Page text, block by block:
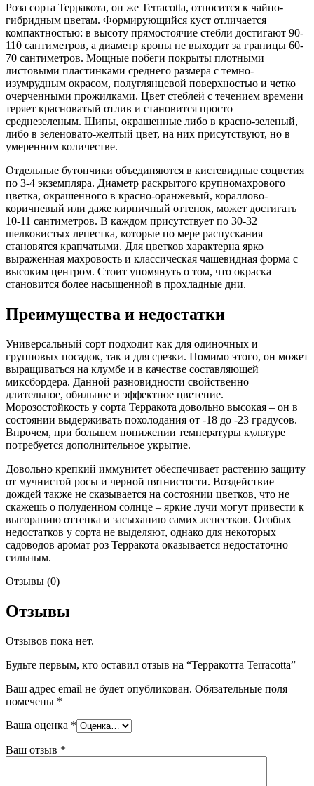
Роза сорта Терракота, он же Terracotta, относится к чайно-
гибридным цветам. Формирующийся куст отличается
компактностью: в высоту прямостоячие стебли достигают 90-
110 сантиметров, а диаметр кроны не выходит за границы 60-
70 сантиметров. Мощные побеги покрыты плотными
листовыми пластинками среднего размера с темно-
изумрудным окрасом, полуглянцевой поверхностью и четко
очерченными прожилками. Цвет стеблей с течением времени
теряет красноватый отлив и становится просто
среднезеленым. Шипы, окрашенные либо в красно-зеленый,
либо в зеленовато-желтый цвет, на них присутствуют, но в
умеренном количестве.
Отдельные бутончики объединяются в кистевидные соцветия
по 3-4 экземпляра. Диаметр раскрытого крупномахрового
цветка, окрашенного в красно-оранжевый, кораллово-
коричневый или даже кирпичный оттенок, может достигать
10-11 сантиметров. В каждом присутствует по 30-32
шелковистых лепестка, которые по мере распускания
становятся крапчатыми. Для цветков характерна ярко
выраженная махровость и классическая чашевидная форма с
высоким центром. Стоит упомянуть о том, что окраска
становится более насыщенной в прохладные дни.
Преимущества и недостатки
Универсальный сорт подходит как для одиночных и
групповых посадок, так и для срезки. Помимо этого, он может
выращиваться на клумбе и в качестве составляющей
миксбордера. Данной разновидности свойственно
длительное, обильное и эффектное цветение.
Морозостойкость у сорта Терракота довольно высокая – он в
состоянии выдерживать похолодания от -18 до -23 градусов.
Впрочем, при большем понижении температуры культуре
потребуется дополнительное укрытие.
Довольно крепкий иммунитет обеспечивает растению защиту
от мучнистой росы и черной пятнистости. Воздействие
дождей также не сказывается на состоянии цветков, что не
скажешь о полуденном солнце – яркие лучи могут привести к
выгоранию оттенка и засыханию самих лепестков. Особых
недостатков у сорта не выделяют, однако для некоторых
садоводов аромат роз Терракота оказывается недостаточно
сильным.
Отзывы (0)
Отзывы
Отзывов пока нет.
Будьте первым, кто оставил отзыв на “Терракотта Terracotta”
Ваш адрес email не будет опубликован. Обязательные поля
помечены *
Ваша оценка *
Ваш отзыв *